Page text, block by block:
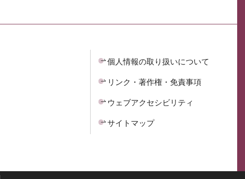
個人情報の取り扱いについて
リンク・著作権・免責事項
ウェブアクセシビリティ
サイトマップ